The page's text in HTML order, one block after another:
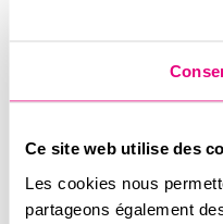
Ce site web utilise des
Les cookies nous
partageons également